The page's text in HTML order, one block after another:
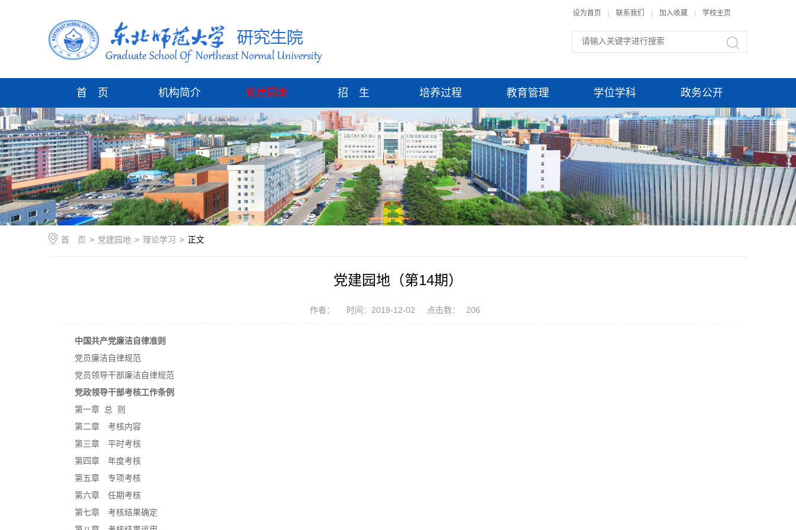
设为首页 联系我们 加入收藏 学校主页
首 页 机构简介 党建园地 招 生 培养过程 教育管理 学位学科 政务公开
首 页 > 党建园地 > 理论学习 > 正文
党建园地（第14期）
作者： 时间：2019-12-02 点击数： 206
中国共产党廉洁自律准则
党员廉洁自律规范
党员领导干部廉洁自律规范
党政领导干部考核工作条例
第一章 总 则
第二章 考核内容
第三章 平时考核
第四章 年度考核
第五章 专项考核
第六章 任期考核
第七章 考核结果确定